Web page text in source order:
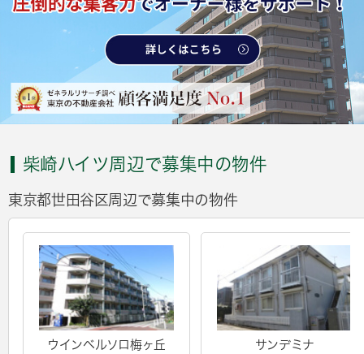
柴崎ハイツ周辺で募集中の物件
東京都世田谷区周辺で募集中の物件
ウインベルソロ梅ヶ丘 サンデミナ